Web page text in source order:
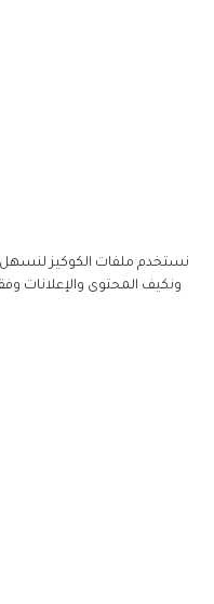
نستخدم ملفات الكوكيز لنسهل
ونكيف المحتوى والإعلانات